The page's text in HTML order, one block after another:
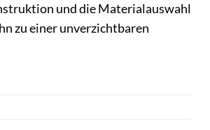
und die Materialauswahl
zu einer unverzichtbaren